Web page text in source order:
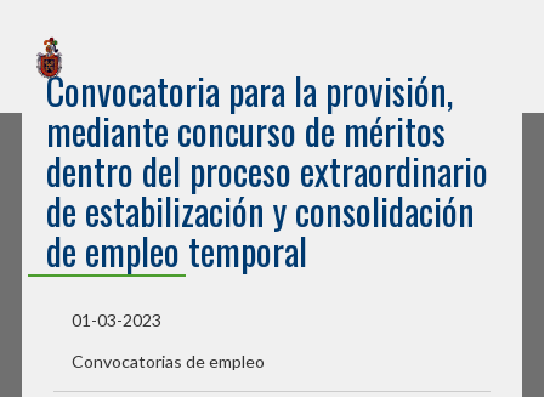
Ayuntamiento de Burlada
Convocatoria para la provisión,
mediante concurso de méritos
dentro del proceso extraordinario
de estabilización y consolidación
de empleo temporal
01-03-2023
Convocatorias de empleo